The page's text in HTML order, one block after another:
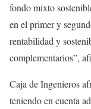
fondo mixto
en el primer y
rentabilidad y
complementarios”,
Caja de Ingenieros
teniendo en cuenta